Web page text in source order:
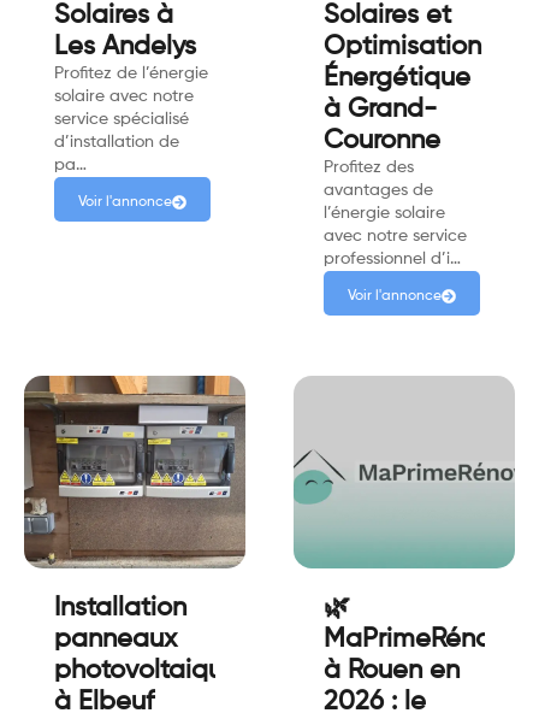
Solaires à
Les Andelys
Profitez de l’énergie
solaire avec notre
service spécialisé
d’installation de
pa…
Voir l'annonce
Solaires et
Optimisation
Énergétique
à Grand-
Couronne
Profitez des
avantages de
l’énergie solaire
avec notre service
professionnel d’i…
Voir l'annonce
Installation
panneaux
photovoltaiques
à Elbeuf
🌿
MaPrimeRénov’
à Rouen en
2026 : le